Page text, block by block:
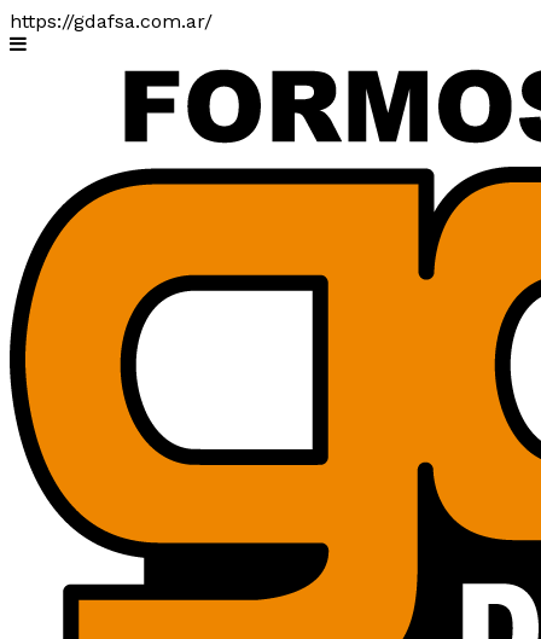
https://gdafsa.com.ar/